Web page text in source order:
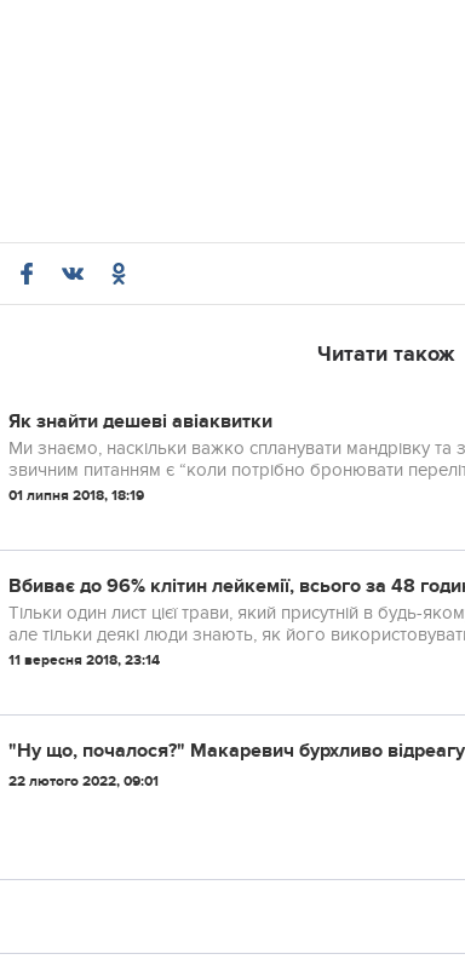
Читати також
Як знайти дешеві авіаквитки
Ми знаємо, наскільки важко спланувати мандрівку та
звичним питанням є “коли потрібно бронювати
01 липня 2018, 18:19
Вбиває до 96% клітин лейкемії, всього за 48
Тільки один лист цієї трави, який присутній в будь-
але тільки деякі люди знають, як його
11 вересня 2018, 23:14
"Ну що, почалося?" Макаревич бурхливо
22 лютого 2022, 09:01